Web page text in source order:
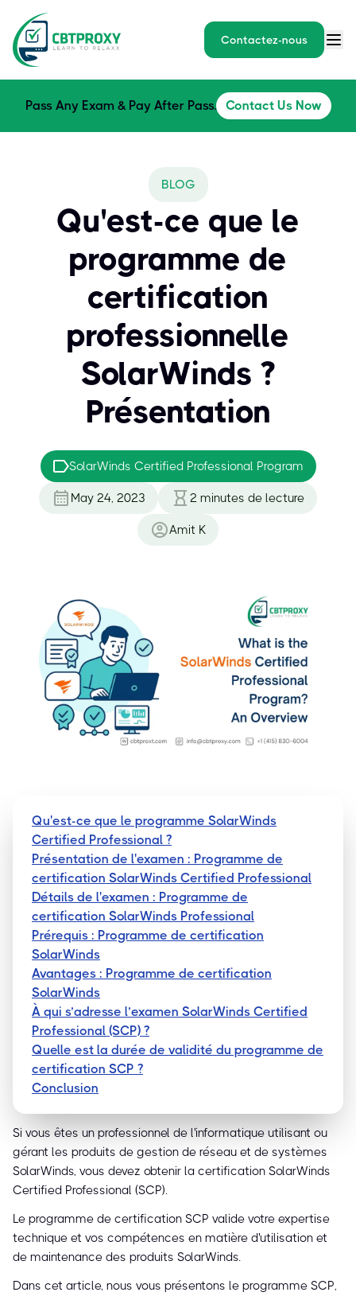
Contactez-nous
Pass Any Exam & Pay After Pass. Contact Us Now
BLOG
Qu'est-ce que le
programme de
certification
professionnelle
SolarWinds ?
Présentation
SolarWinds Certified Professional Program
May 24, 2023 2 minutes de lecture
Amit K
Qu'est-ce que le programme SolarWinds
Certified Professional ?
Présentation de l'examen : Programme de
certification SolarWinds Certified Professional
Détails de l'examen : Programme de
certification SolarWinds Professional
Prérequis : Programme de certification
SolarWinds
Avantages : Programme de certification
SolarWinds
À qui s’adresse l’examen SolarWinds Certified
Professional (SCP) ?
Quelle est la durée de validité du programme de
certification SCP ?
Conclusion
Si vous êtes un professionnel de l'informatique utilisant ou
gérant les produits de gestion de réseau et de systèmes
SolarWinds, vous devez obtenir la certification SolarWinds
Certified Professional (SCP).
Le programme de certification SCP valide votre expertise
technique et vos compétences en matière d'utilisation et
de maintenance des produits SolarWinds.
Dans cet article, nous vous présentons le programme SCP,